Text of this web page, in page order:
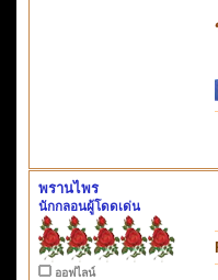
พรานไพร
นักกลอนผู้โดดเด่น
ออฟไลน์